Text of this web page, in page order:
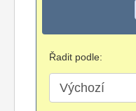
Řadit podle: